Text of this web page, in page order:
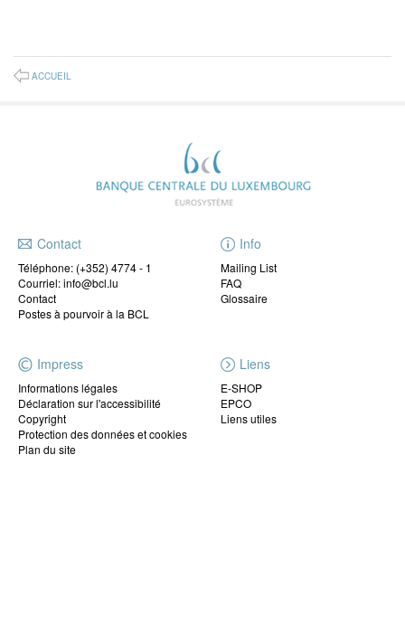
ACCUEIL
Contact
Téléphone: (+352) 4774 - 1
Courriel: info@bcl.lu
Contact
Postes à pourvoir à la BCL
Info
Mailing List
FAQ
Glossaire
Impress
Informations légales
Déclaration sur l'accessibilité
Copyright
Protection des données et cookies
Plan du site
Liens
E-SHOP
EPCO
Liens utiles